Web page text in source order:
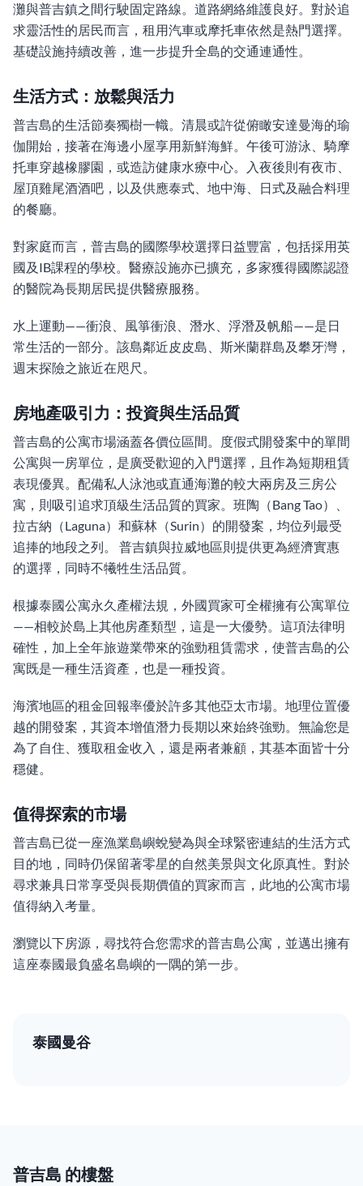
灘與普吉鎮之間行駛固定路線。道路網絡維護良好。對於追
求靈活性的居民而言，租用汽車或摩托車依然是熱門選擇。
基礎設施持續改善，進一步提升全島的交通連通性。
生活方式：放鬆與活力
普吉島的生活節奏獨樹一幟。清晨或許從俯瞰安達曼海的瑜
伽開始，接著在海邊小屋享用新鮮海鮮。午後可游泳、騎摩
托車穿越橡膠園，或造訪健康水療中心。入夜後則有夜市、
屋頂雞尾酒酒吧，以及供應泰式、地中海、日式及融合料理
的餐廳。
對家庭而言，普吉島的國際學校選擇日益豐富，包括採用英
國及IB課程的學校。醫療設施亦已擴充，多家獲得國際認證
的醫院為長期居民提供醫療服務。
水上運動——衝浪、風箏衝浪、潛水、浮潛及帆船——是日
常生活的一部分。該島鄰近皮皮島、斯米蘭群島及攀牙灣，
週末探險之旅近在咫尺。
房地產吸引力：投資與生活品質
普吉島的公寓市場涵蓋各價位區間。度假式開發案中的單間
公寓與一房單位，是廣受歡迎的入門選擇，且作為短期租賃
表現優異。配備私人泳池或直通海灘的較大兩房及三房公
寓，則吸引追求頂級生活品質的買家。班陶（Bang Tao）、
拉古納（Laguna）和蘇林（Surin）的開發案，均位列最受
追捧的地段之列。 普吉鎮與拉威地區則提供更為經濟實惠
的選擇，同時不犧牲生活品質。
根據泰國公寓永久產權法規，外國買家可全權擁有公寓單位
——相較於島上其他房產類型，這是一大優勢。這項法律明
確性，加上全年旅遊業帶來的強勁租賃需求，使普吉島的公
寓既是一種生活資產，也是一種投資。
海濱地區的租金回報率優於許多其他亞太市場。地理位置優
越的開發案，其資本增值潛力長期以來始終強勁。無論您是
為了自住、獲取租金收入，還是兩者兼顧，其基本面皆十分
穩健。
值得探索的市場
普吉島已從一座漁業島嶼蛻變為與全球緊密連結的生活方式
目的地，同時仍保留著零星的自然美景與文化原真性。對於
尋求兼具日常享受與長期價值的買家而言，此地的公寓市場
值得納入考量。
瀏覽以下房源，尋找符合您需求的普吉島公寓，並邁出擁有
這座泰國最負盛名島嶼的一隅的第一步。
泰國曼谷
普吉島 的樓盤